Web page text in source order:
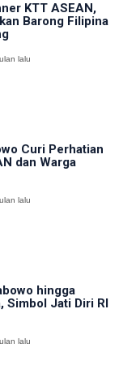
KTT ASEAN,
Barong Filipina
lalu
Curi Perhatian
dan Warga
lalu
hingga
Simbol Jati Diri RI
lalu